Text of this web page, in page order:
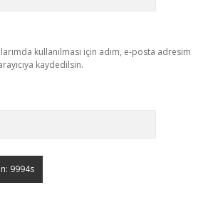
kullanılması için adım, e-posta adresim
kaydedilsin.